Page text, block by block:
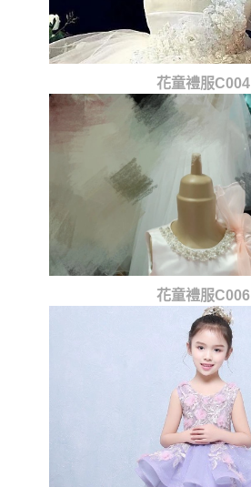
花童禮服C004
花童禮服C006